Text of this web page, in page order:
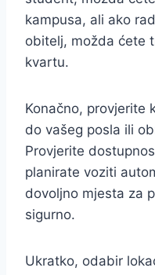
kampusa, ali ako
obitelj, možda ćete
kvartu.
Konačno, provjerite
do vašeg posla ili
Provjerite
planirate voziti
dovoljno mjesta za
sigurno.
Ukratko, odabir